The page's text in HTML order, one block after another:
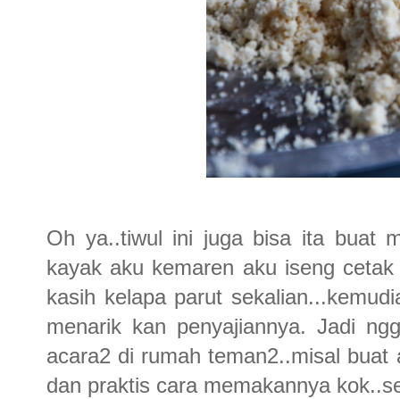
Oh ya..tiwul ini juga bisa ita buat
kayak aku kemaren aku iseng
kasih kelapa parut
menarik kan penyajiannya. Jadi
acara2 di rumah teman2..misal
dan praktis cara memakannya